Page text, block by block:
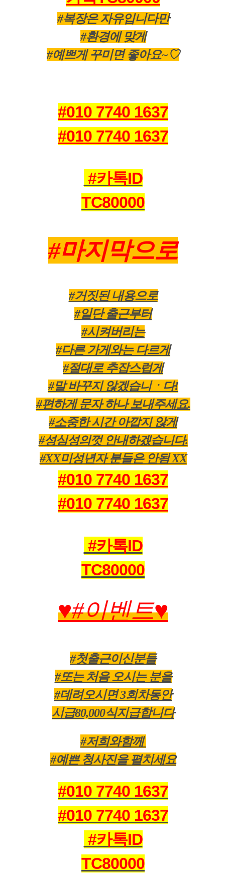
#복장은 자유입니다만
#환경에 맞게
#예쁘게 꾸미면 좋아요~♡
#010 7740 1637
#010 7740 1637
#카톡ID
TC80000
#마지막으로
#거짓된 내용으로
#일단 출근부터
#시켜버리는
#다른 가게와는 다르게
#절대로 추잡스럽게
#말 바꾸지 않겠습니ㆍ다!
#편하게 문자 하나 보내주세요.
#소중한 시간 아깝지 않게
#성심성의껏 안내하겠습니다.
#XX미성년자 분들은 안됨 XX
#010 7740 1637
#010 7740 1637
#카톡ID
TC80000
♥#이벤트♥
#첫출근이신분들
#또는 처음 오시는 분을
#데려오시면 3회차동안
시급80,000식지급합니다
#저희와함께
#예쁜 청사진을 펼치세요
#010 7740 1637
#010 7740 1637
#카톡ID
TC80000